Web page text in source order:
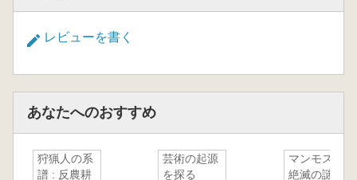
レビューを書く
あなたへのおすすめ
狩猟人の系
譜 : 反農耕
芸術の起源
を探る
マンモス :
絶滅の謎か